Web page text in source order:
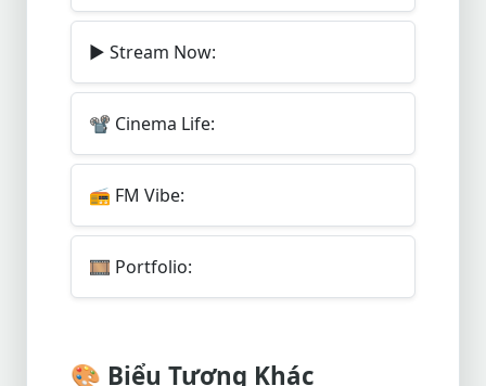
▶️ Stream Now:
📽️ Cinema Life:
📻 FM Vibe:
🎞️ Portfolio:
🎨 Biểu Tượng Khác